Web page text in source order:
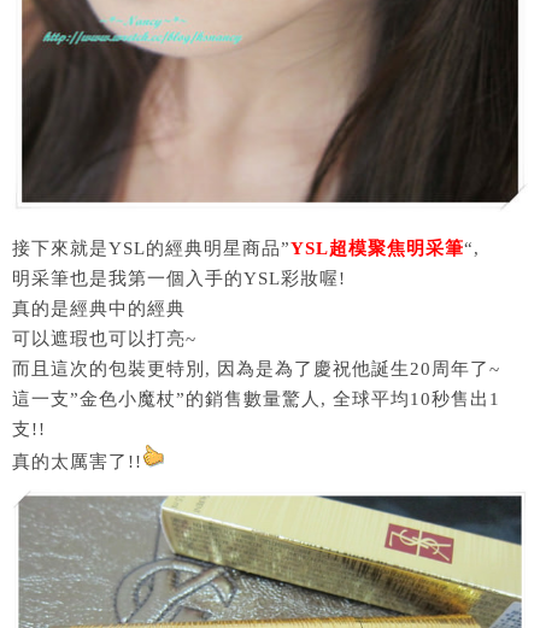
接下來就是YSL的經典明星商品”YSL超模聚焦明采筆“,
明采筆也是我第一個入手的YSL彩妝喔!
真的是經典中的經典
可以遮瑕也可以打亮~
而且這次的包裝更特別, 因為是為了慶祝他誕生20周年了~
這一支”金色小魔杖”的銷售數量驚人, 全球平均10秒售出1
支!!
真的太厲害了!!